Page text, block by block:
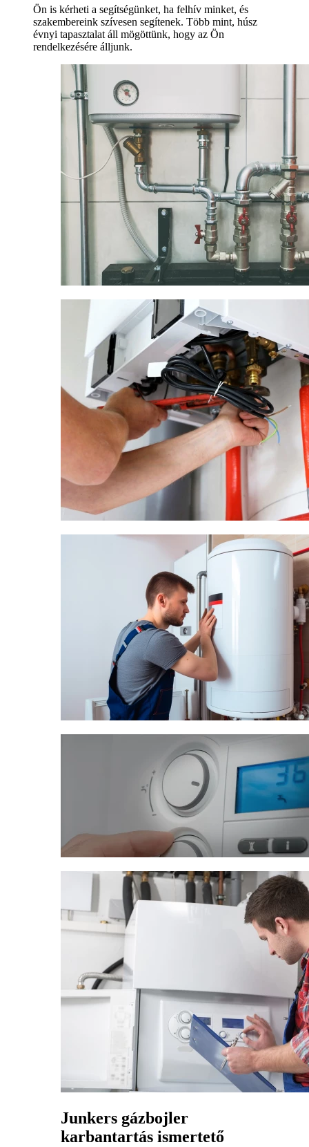
Ön is kérheti a segítségünket, ha felhív minket, és
szakembereink szívesen segítenek. Több mint, húsz
évnyi tapasztalat áll mögöttünk, hogy az Ön
rendelkezésére álljunk.
Junkers gázbojler
karbantartás ismertető